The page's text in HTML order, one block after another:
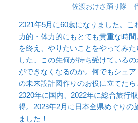
佐渡おけさ踊り隊
2021年5月に60歳になりました。こ
力的・体力的にもとても貴重な時
を終え、やりたいことをやってみ
した。この先何が待ち受けている
ができなくなるのか。何でもシェア
の未来設計図作りのお役に立てたら
2020年に国内、2022年に総合旅行
得。2023年2月に日本全県めぐりの
ました！